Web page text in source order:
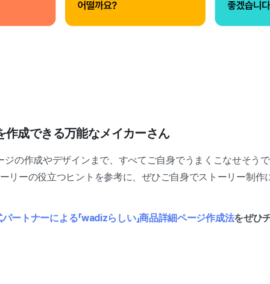
作成できる万能なメイカーさん
ジの作成やデザインまで、すべてご自身でうまくこなせそう
リーの役立つヒントを参考に、ぜひご自身でストーリー制作
ートナーによる「wadizらしい」商品詳細ページ作成法をぜひ